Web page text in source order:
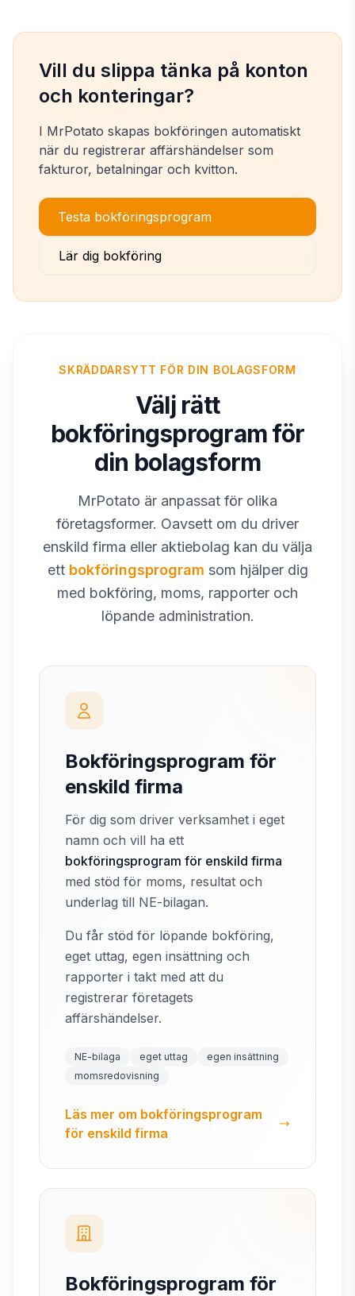
Vill du slippa tänka på konton
och konteringar?
I MrPotato skapas bokföringen automatiskt
när du registrerar affärshändelser som
fakturor, betalningar och kvitton.
Testa bokföringsprogram
Lär dig bokföring
SKRÄDDARSYTT FÖR DIN BOLAGSFORM
Välj rätt
bokföringsprogram för
din bolagsform
MrPotato är anpassat för olika
företagsformer. Oavsett om du driver
enskild firma eller aktiebolag kan du välja
ett bokföringsprogram som hjälper dig
med bokföring, moms, rapporter och
löpande administration.
Bokföringsprogram för
enskild firma
För dig som driver verksamhet i eget
namn och vill ha ett
bokföringsprogram för enskild firma
med stöd för moms, resultat och
underlag till NE-bilagan.
Du får stöd för löpande bokföring,
eget uttag, egen insättning och
rapporter i takt med att du
registrerar företagets
affärshändelser.
NE-bilaga eget uttag
egen insättning
momsredovisning
Läs mer om bokföringsprogram
för enskild firma
Bokföringsprogram för